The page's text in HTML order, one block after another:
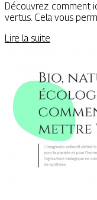
Découvrez comment
vertus. Cela vous
Lire la suite